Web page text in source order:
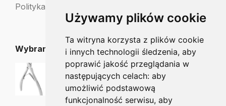
Używamy plików cookie
Ta witryna korzysta z plików cookie
i innych technologii śledzenia, aby
poprawić jakość przeglądania w
następujących celach: aby
umożliwić podstawową
funkcjonalność serwisu, aby
Polityka zwrotów
Wybrane dla Ciebie
Staleks EXPERT Cążki do skórek 9mm NE-90-9
129.90zł 119.00zł